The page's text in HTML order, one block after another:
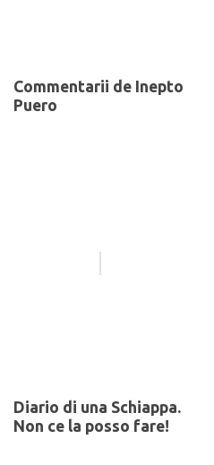
Commentarii de Inepto
Puero
Diario di una Schiappa.
Non ce la posso fare!